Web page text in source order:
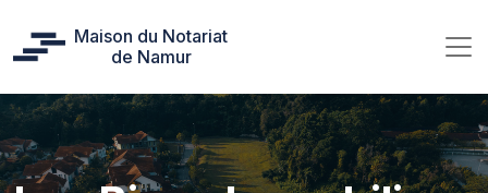
Maison du Notariat
de Namur